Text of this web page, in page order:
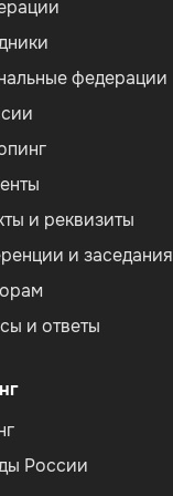
федерации
и реквизиты
и заседания
и ответы
России